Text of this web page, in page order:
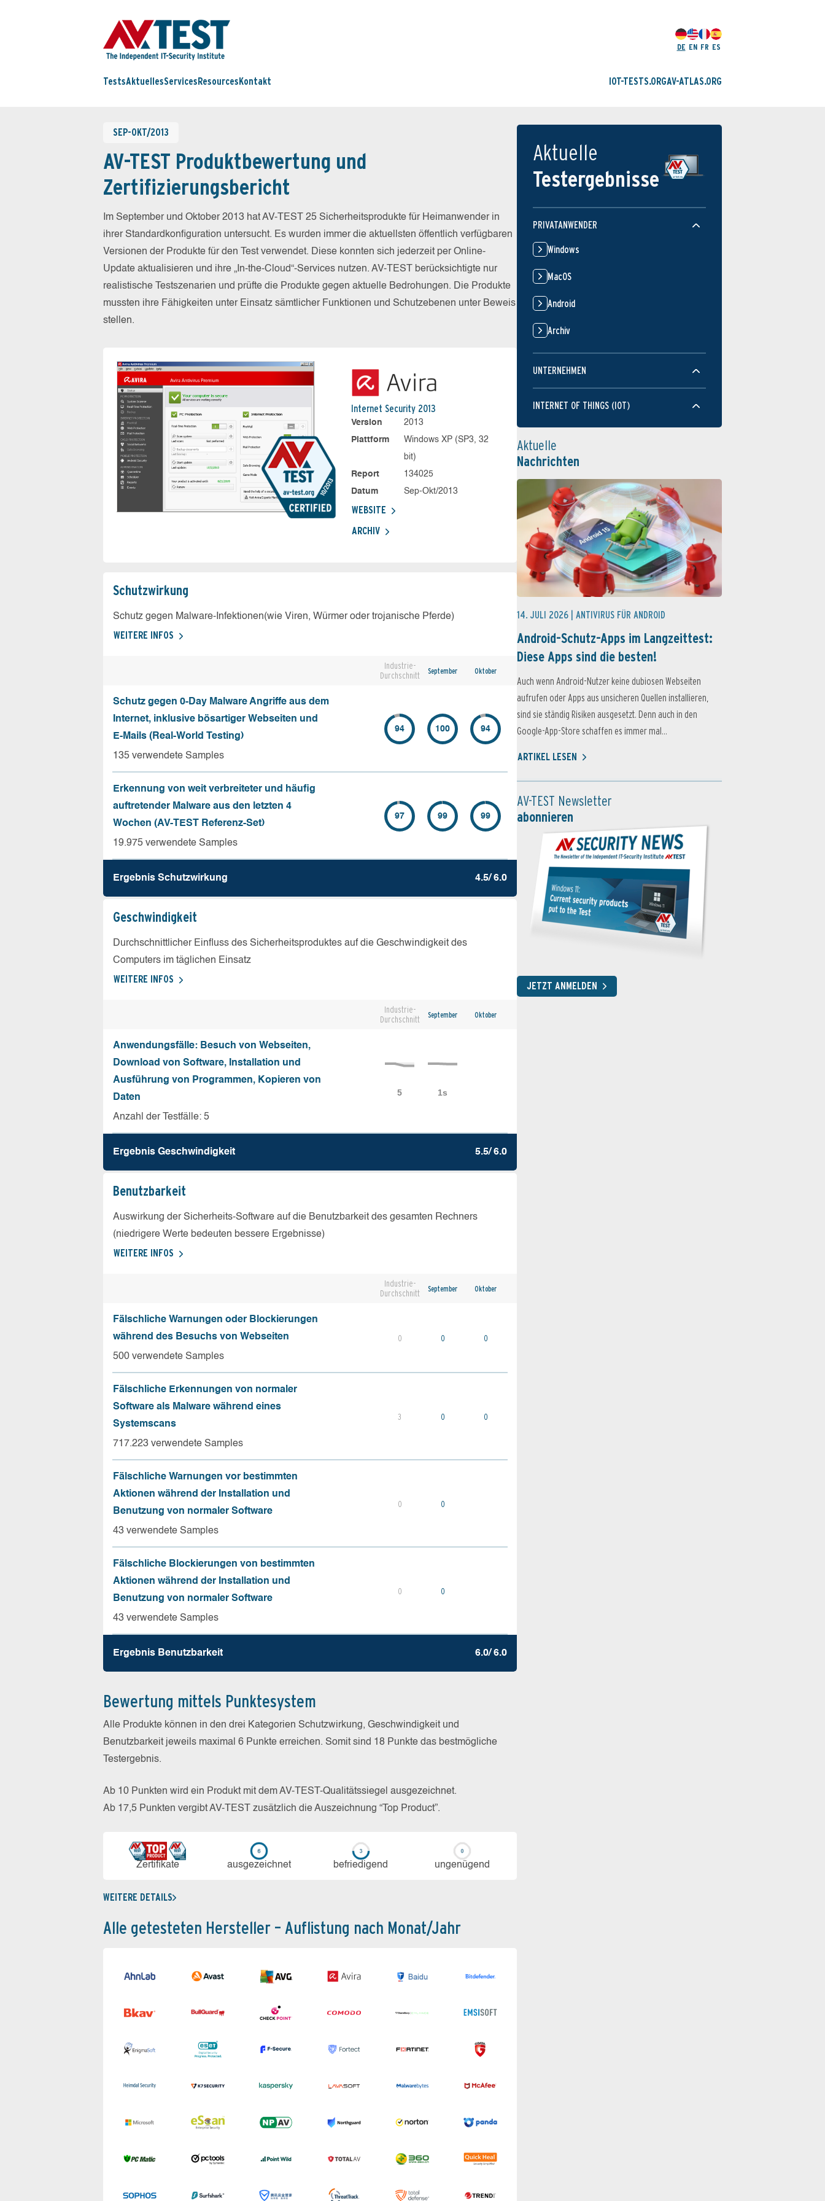
DE EN FR ES
TestsAktuellesServices Resources Kontakt IOT-TESTS.ORGAV-ATLAS.ORG
SEP-OKT/2013
AV-TEST Produktbewertung und
Zertifizierungsbericht
Im September und Oktober 2013 hat AV-TEST 25 Sicherheitsprodukte für Heimanwender in
ihrer Standardkonfiguration untersucht. Es wurden immer die aktuellsten öffentlich verfügbaren
Versionen der Produkte für den Test verwendet. Diese konnten sich jederzeit per Online-
Update aktualisieren und ihre „In-the-Cloud“-Services nutzen. AV-TEST berücksichtigte nur
realistische Testszenarien und prüfte die Produkte gegen aktuelle Bedrohungen. Die Produkte
mussten ihre Fähigkeiten unter Einsatz sämtlicher Funktionen und Schutzebenen unter Beweis
stellen.
Internet Security 2013
Version
2013
Plattform
Windows XP (SP3, 32
bit)
Report
134025
Datum
Sep-Okt/2013
WEBSITE
ARCHIV
Schutz­wirkung
Schutz gegen Malware-Infektionen(wie Viren, Würmer oder trojanische Pferde)
WEITERE INFOS
Industrie-
Durchschnitt
September Oktober
Schutz gegen 0-Day Malware Angriffe aus dem
Internet, inklusive bösartiger Webseiten und
E-Mails (Real-World Testing)
135 verwendete Samples
94 100 94
Erkennung von weit verbreiteter und häufig
auftretender Malware aus den letzten 4
Wochen (AV-TEST Referenz-Set)
19.975 verwendete Samples
97 99 99
Ergebnis Schutz­wirkung 4.5/ 6.0
Geschw­indigkeit
Durchschnittlicher Einfluss des Sicherheitsproduktes auf die Geschwindigkeit des
Computers im täglichen Einsatz
WEITERE INFOS
Industrie-
Durchschnitt
September Oktober
Anwendungsfälle: Besuch von Webseiten,
Download von Software, Installation und
Ausführung von Programmen, Kopieren von
Daten
Anzahl der Testfälle: 5
Ergebnis Geschw­indigkeit 5.5/ 6.0
Benutz­barkeit
Auswirkung der Sicherheits-Software auf die Benutzbarkeit des gesamten Rechners
(niedrigere Werte bedeuten bessere Ergebnisse)
WEITERE INFOS
Industrie-
Durchschnitt
September Oktober
Fälschliche Warnungen oder Blockierungen
während des Besuchs von Webseiten
500 verwendete Samples
0 0 0
Fälschliche Erkennungen von normaler
Software als Malware während eines
Systemscans
717.223 verwendete Samples
3 0 0
Fälschliche Warnungen vor bestimmten
Aktionen während der Installation und
Benutzung von normaler Software
43 verwendete Samples
0 0
Fälschliche Blockierungen von bestimmten
Aktionen während der Installation und
Benutzung von normaler Software
43 verwendete Samples
0 0
Ergebnis Benutz­barkeit 6.0/ 6.0
Bewertung mittels Punktesystem
Alle Produkte können in den drei Kategorien Schutzwirkung, Geschwindigkeit und
Benutzbarkeit jeweils maximal 6 Punkte erreichen. Somit sind 18 Punkte das bestmögliche
Testergebnis.
Ab 10 Punkten wird ein Produkt mit dem AV-TEST-Qualitätssiegel ausgezeichnet.
Ab 17,5 Punkten vergibt AV-TEST zusätzlich die Auszeichnung “Top Product”.
Zerti­fikate aus­ge­zeich­net be­frie­di­gend un­ge­nü­gend
WEITERE DETAILS
Alle getesteten Hersteller – Auflistung nach Monat/Jahr
Aktuelle
Testergebnisse
PRIVATANWENDER
Windows
MacOS
Android
Archiv
UNTERNEHMEN
INTERNET OF THINGS (IOT)
Aktuelle
Nachrichten
14. JULI 2026 | ANTIVIRUS FÜR ANDROID
Android-Schutz-Apps im Langzeittest:
Diese Apps sind die besten!
Auch wenn Android-Nutzer keine dubiosen Webseiten
aufrufen oder Apps aus unsicheren Quellen installieren,
sind sie ständig Risiken ausgesetzt. Denn auch in den
Google-App-Store schaffen es immer mal...
ARTIKEL LESEN
AV-TEST Newsletter
abonnieren
JETZT ANMELDEN